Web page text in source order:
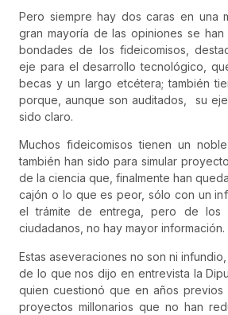
Pero siempre hay dos caras en una
gran mayoría de las opiniones se
bondades de los fideicomisos,
eje para el desarrollo tecnológico,
becas y un largo etcétera; también
porque, aunque son auditados, su
sido claro.
Muchos fideicomisos tienen un
también han sido para simular
de la ciencia que, finalmente han
cajón o lo que es peor, sólo con un
el trámite de entrega, pero de los
ciudadanos, no hay mayor información.
Estas aseveraciones no son ni
de lo que nos dijo en entrevista la
quien cuestionó que en años previos
proyectos millonarios que no han